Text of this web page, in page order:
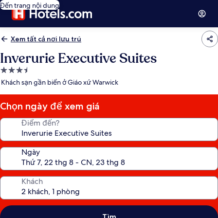
Đến trang nội dung
Xem tất cả nơi lưu trú
Inverurie Executive Suites
Nơi
lưu
3.5
sao
Khách sạn gần biển ở Giáo xứ Warwick
Chọn ngày để xem giá
Điểm đến?
Ngày
Khách